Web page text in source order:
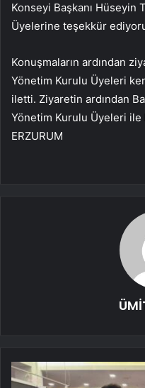
Konseyi Başkanı Hüseyin
Üyelerine teşekkür
Konuşmaların ardından
Yönetim Kurulu Üyeleri
iletti. Ziyaretin ardından
Yönetim Kurulu Üyeleri ile
ERZURUM